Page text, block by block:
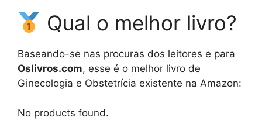
Qual o melhor livro?
Baseando-se nas procuras dos leitores e para
Oslivros.com, esse é o melhor livro de
Ginecologia e Obstetrícia existente na Amazon:
No products found.